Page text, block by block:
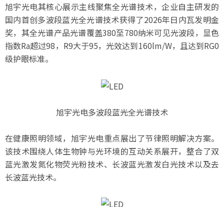
旭宇光电其核心展示主线聚焦全光谱技术，企业自主研发的
国内首创多波段蓝光全光谱技术获得了2026年日内瓦发明金
奖，其全光谱产品光谱覆盖380至780纳米可见光波段，显色
指数Ra超过98，R9大于95，光效达到160lm/W，且达到RG0
级护眼标准。
旭宇光电多波段蓝光全光谱技术
在健康照明领域，旭宇光电重点展出了节律照明解决方案。
该技术围绕人体生物钟与光环境的互动关系展开，整合了双
蓝光激发氮化物荧光粉技术、长波蓝光激发白光技术以及去
长波蓝光技术。